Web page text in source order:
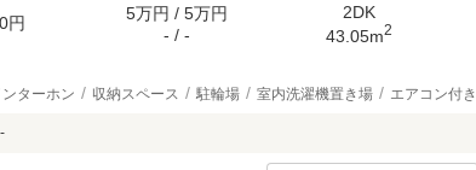
円
5万円 / 5万円
- / -
2DK
43.05m2
ターホン 収納スペース 駐輪場 室内洗濯機置き場 エアコン付き